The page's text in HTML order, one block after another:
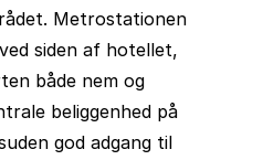
Metrostationen
siden af hotellet,
både nem og
beliggenhed på
god adgang til